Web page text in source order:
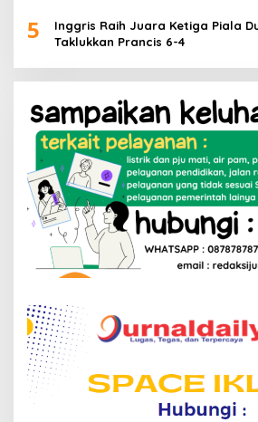
5
Inggris Raih Juara Ketiga Piala
Taklukkan Prancis 6-4